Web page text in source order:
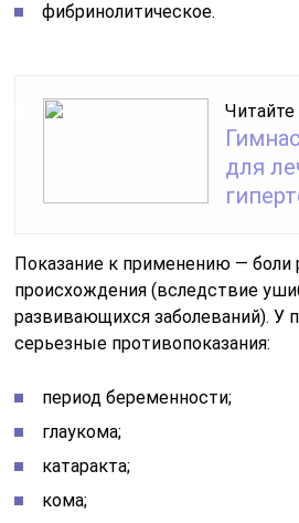
фибринолитическое.
для
Показание к применению — боли
происхождения (вследствие
развивающихся заболеваний). У
серьезные противопоказания:
период беременности;
глаукома;
катаракта;
кома;